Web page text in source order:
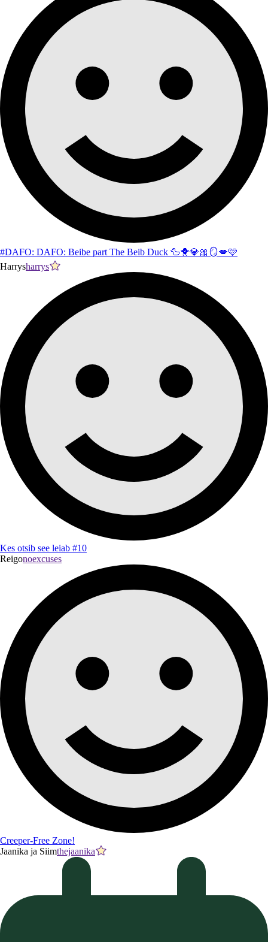
#DAFO: DAFO: Beibe part The Beib Duck 🦆🐥💎🎀🪞💋🩷
Harrysharrys
Kes otsib see leiab #10
Reigonoexcuses
Creeper-Free Zone!
Jaanika ja Siimthejaanika